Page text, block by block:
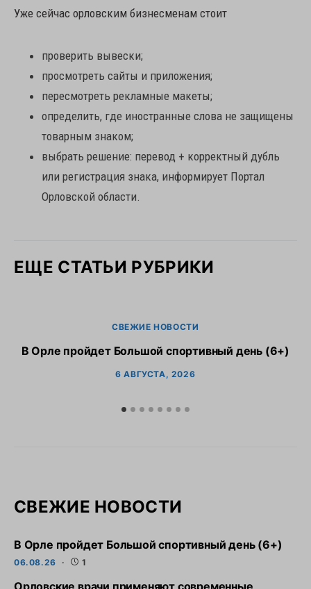
Уже сейчас орловским бизнесменам стоит
проверить вывески;
просмотреть сайты и приложения;
пересмотреть рекламные макеты;
определить, где иностранные слова не защищены
товарным знаком;
выбрать решение: перевод + корректный дубль
или регистрация знака, информирует Портал
Орловской области.
ЕЩЕ СТАТЬИ РУБРИКИ
СВЕЖИЕ НОВОСТИ
В Орле пройдет Большой спортивный день (6+)
6 АВГУСТА, 2026
СВЕЖИЕ НОВОСТИ
В Орле пройдет Большой спортивный день (6+)
06.08.26 1
Орловские врачи применяют современные